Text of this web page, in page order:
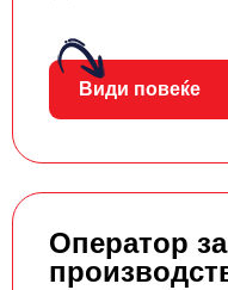
Види повеќе
Оператор